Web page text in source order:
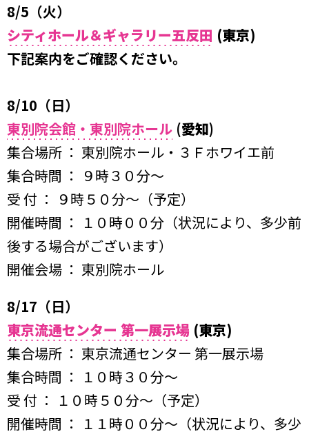
8/5（火）
シティホール＆ギャラリー五反田 (東京)
下記案内をご確認ください。
8/10（日）
東別院会館・東別院ホール (愛知)
集合場所 ： 東別院ホール・３Ｆホワイエ前
集合時間 ： ９時３０分〜
受 付 ： ９時５０分〜（予定）
開催時間 ： １０時００分（状況により、多少前
後する場合がございます）
開催会場 ： 東別院ホール
8/17（日）
東京流通センター 第一展示場 (東京)
集合場所 ： 東京流通センター 第一展示場
集合時間 ： １０時３０分〜
受 付 ： １０時５０分〜（予定）
開催時間 ： １１時００分～（状況により、多少